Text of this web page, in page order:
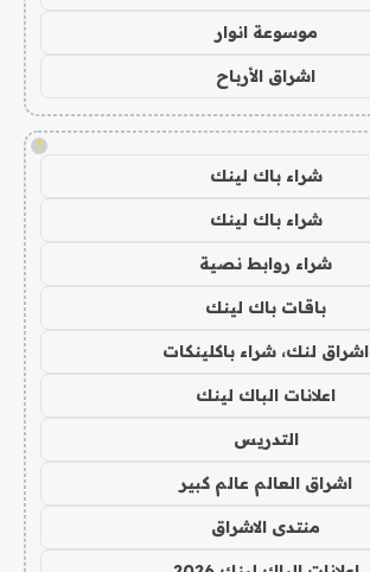
موسوعة انوار
اشراق الأرباح
!
شراء باك لينك
شراء باك لينك
شراء روابط نصية
باقات باك لينك
اشراق لنك، شراء باكلينكات
اعلانات الباك لينك
التدريس
اشراق العالم عالم كبير
منتدى الاشراق